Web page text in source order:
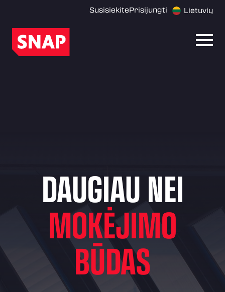
SusisiekitePrisijungti Lietuvių
DAUGIAU NEI
MOKĖJIMO
BŪDAS